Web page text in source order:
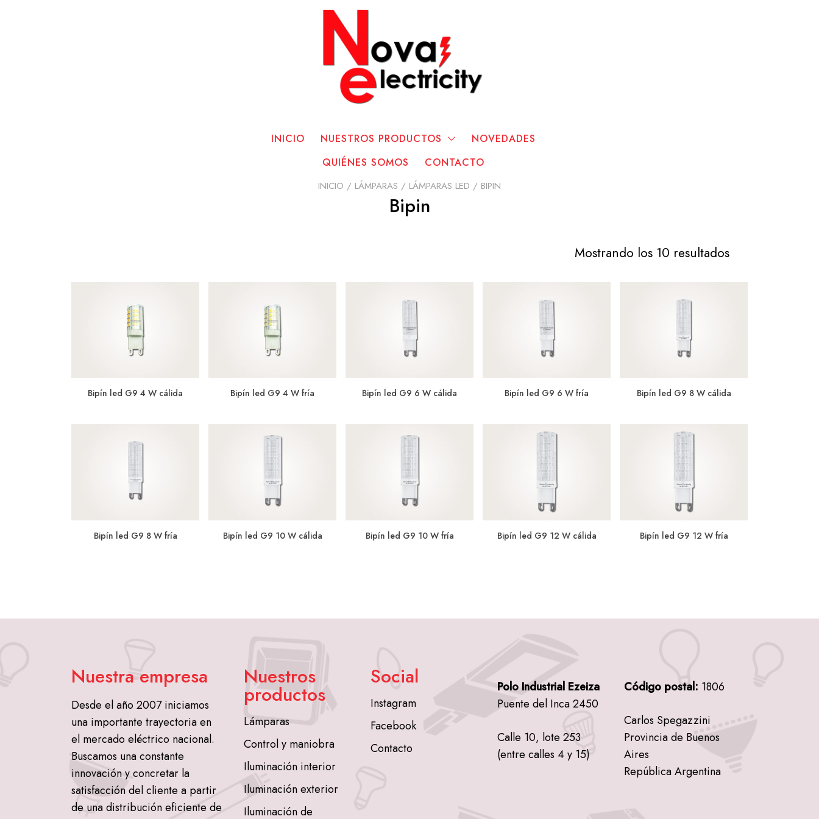
INICIO NUESTROS PRODUCTOS
NOVEDADES
QUIÉNES SOMOS
CONTACTO
INICIO / LÁMPARAS / LÁMPARAS LED / BIPIN
Bipin
Mostrando los 10 resultados
Bipín led G9 4 W cálida Bipín led G9 4 W fría Bipín led G9 6 W cálida Bipín led G9 6 W fría Bipín led G9 8 W cálida
Bipín led G9 8 W fría Bipín led G9 10 W cálida Bipín led G9 10 W fría Bipín led G9 12 W cálida Bipín led G9 12 W fría
Nuestra empresa
Desde el año 2007 iniciamos
una importante trayectoria en
el mercado eléctrico nacional.
Buscamos una constante
innovación y concretar la
satisfacción del cliente a partir
de una distribución eficiente de
Nuestros
productos
Lámparas
Control y maniobra
Iluminación interior
Iluminación exterior
Iluminación de
Social
Instagram
Facebook
Contacto
Polo Industrial Ezeiza
Puente del Inca 2450
Calle 10, lote 253
(entre calles 4 y 15)
Código postal: 1806
Carlos Spegazzini
Provincia de Buenos
Aires
República Argentina